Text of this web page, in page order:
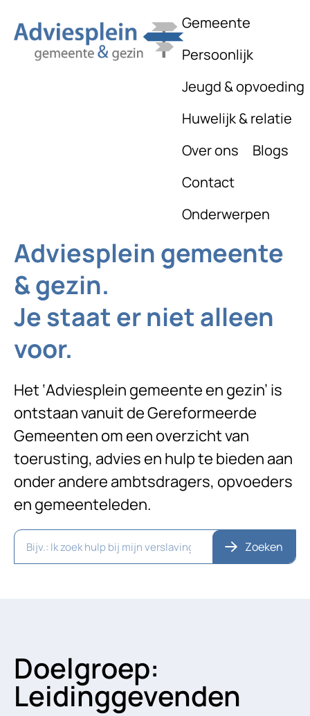
Gemeente
Persoonlijk
Jeugd & opvoeding
Huwelijk & relatie
Over ons
Blogs
Contact
Onderwerpen
Adviesplein gemeente
& gezin.
Je staat er niet alleen
voor.
Het ‘Adviesplein gemeente en gezin’ is
ontstaan vanuit de Gereformeerde
Gemeenten om een overzicht van
toerusting, advies en hulp te bieden aan
onder andere ambtsdragers, opvoeders
en gemeenteleden.
Zoeken
Doelgroep:
Leidinggevenden